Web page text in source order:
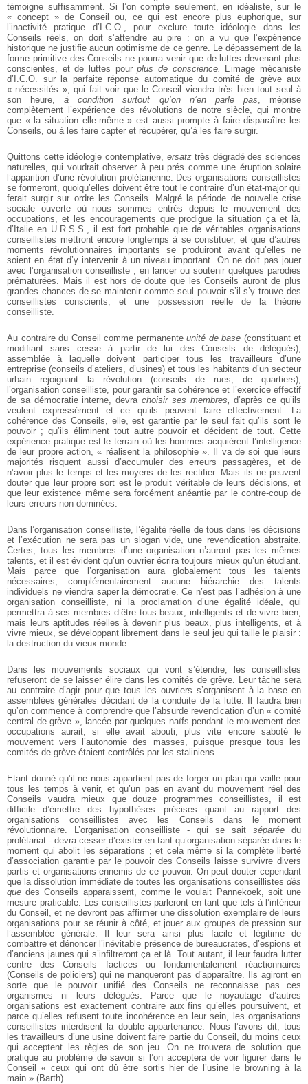
témoigne suffisamment. Si l’on compte seulement, en idéaliste, sur le
« concept » de Conseil ou, ce qui est encore plus euphorique, sur
l’inactivité pratique d’I.C.O., pour exclure toute idéologie dans les
Conseils réels, on doit s’attendre au pire : on a vu que l’expérience
historique ne justifie aucun optimisme de ce genre. Le dépassement de la
forme primitive des Conseils ne pourra venir que de luttes devenant plus
conscientes, et de luttes pourplus de conscience.
L’image mécaniste
d’I.C.O. sur la parfaite réponse automatique du comité de grève aux
« nécessités », qui fait voir que le Conseil viendra très bien tout seul à
son heure,à condition surtout qu’on n’en parle pas,
méprise
complètement l’expérience des révolutions de notre siècle, qui montre
que « la situation elle-même » est aussi prompte à faire disparaître les
Conseils, ou à les faire capter et récupérer, qu’à les faire surgir.
Quittons cette idéologie contemplative, ersatztrès dégradé des sciences
naturelles, qui voudrait observer à peu prés comme une éruption solaire
l’apparition d’une révolution prolétarienne. Des organisations conseillistes
se formeront, quoiqu’elles doivent être tout le contraire d’un état-major qui
ferait surgir sur ordre les Conseils. Malgré la période de nouvelle crise
sociale ouverte où nous sommes entrés depuis le mouvement des
occupations, et les encouragements que prodigue la situation ça et là,
d’Italie en U.R.S.S., il est fort probable que de véritables organisations
conseillistes mettront encore longtemps à se constituer, et que d’autres
moments révolutionnaires importants se produiront avant qu’elles ne
soient en état d’y intervenir à un niveau important. On ne doit pas jouer
avec l’organisation conseilliste ; en lancer ou soutenir quelques parodies
prématurées. Mais il est hors de doute que les Conseils auront de plus
grandes chances de se maintenir comme seul pouvoir s’il s’y trouve des
conseillistes conscients, et une possession réelle de la théorie
conseilliste.
Au contraire du Conseil comme permanente unité de base (constituant et
modifiant sans cesse à partir de lui des Conseils de délégués),
assemblée à laquelle doivent participer tous les travailleurs d’une
entreprise (conseils d’ateliers, d’usines) et tous les habitants d’un secteur
urbain rejoignant la révolution (conseils de rues, de quartiers),
l’organisation conseilliste, pour garantir sa cohérence et l’exercice effectif
de sa démocratie interne, devra choisir ses membres,d’après ce qu’ils
veulent expressément et ce qu’ils peuvent faire effectivement. La
cohérence des Conseils, elle, est garantie par le seul fait qu’ils sont le
pouvoir ; qu’ils éliminent tout autre pouvoir et décident de tout. Cette
expérience pratique est le terrain où les hommes acquièrent l’intelligence
de leur propre action, « réalisent la philosophie ». Il va de soi que leurs
majorités risquent aussi d’accumuler des erreurs passagères, et de
n’avoir plus le temps et les moyens de les rectifier. Mais ils ne peuvent
douter que leur propre sort est le produit véritable de leurs décisions, et
que leur existence même sera forcément anéantie par le contre-coup de
leurs erreurs non dominées.
Dans l’organisation conseilliste, l’égalité réelle de tous dans les décisions
et l’exécution ne sera pas un slogan vide, une revendication abstraite.
Certes, tous les membres d’une organisation n’auront pas les mêmes
talents, et il est évident qu’un ouvrier écrira toujours mieux qu’un étudiant.
Mais parce que l’organisation aura globalement tous les talents
nécessaires, complémentairement aucune hiérarchie des talents
individuels ne viendra saper la démocratie. Ce n’est pas l’adhésion à une
organisation conseilliste, ni la proclamation d’une égalité idéale, qui
permettra à ses membres d’être tous beaux, intelligents et de vivre bien,
mais leurs aptitudes réelles à devenir plus beaux, plus intelligents, et à
vivre mieux, se développant librement dans le seul jeu qui taille le plaisir :
la destruction du vieux monde.
Dans les mouvements sociaux qui vont s’étendre, les conseillistes
refuseront de se laisser élire dans les comités de grève. Leur tâche sera
au contraire d’agir pour que tous les ouvriers s’organisent à la base en
assemblées générales décidant de la conduite de la lutte. Il faudra bien
qu’on commence à comprendre que l’absurde revendication d’un « comité
central de grève », lancée par quelques naïfs pendant le mouvement des
occupations aurait, si elle avait abouti, plus vite encore saboté le
mouvement vers l’autonomie des masses, puisque presque tous les
comités de grève étaient contrôlés par les staliniens.
Etant donné qu’il ne nous appartient pas de forger un plan qui vaille pour
tous les temps à venir, et qu’un pas en avant du mouvement réel des
Conseils vaudra mieux que douze programmes conseillistes, il est
difficile d’émettre des hypothèses précises quant au rapport des
organisations conseillistes avec les Conseils dans le moment
révolutionnaire. L’organisation conseilliste - qui se sait séparée du
prolétariat - devra cesser d’exister en tant qu’organisation séparée dans le
moment qui abolit les séparations ; et cela même si la complète liberté
d’association garantie par le pouvoir des Conseils laisse survivre divers
partis et organisations ennemis de ce pouvoir. On peut douter cependant
que la dissolution immédiate de toutes les organisations conseillistes dès
quedes Conseils apparaissent, comme le voulait Pannekoek, soit une
mesure praticable. Les conseillistes parleront en tant que tels à l’intérieur
du Conseil, et ne devront pas affirmer une dissolution exemplaire de leurs
organisations pour se réunir à côté, et jouer aux groupes de pression sur
l’assemblée générale. Il leur sera ainsi plus facile et légitime de
combattre et dénoncer l’inévitable présence de bureaucrates, d’espions et
d’anciens jaunes qui s’infiltreront ça et là. Tout autant, il leur faudra lutter
contre des Conseils factices ou fondamentalement réactionnaires
(Conseils de policiers) qui ne manqueront pas d’apparaître. Ils agiront en
sorte que le pouvoir unifié des Conseils ne reconnaisse pas ces
organismes ni leurs délégués. Parce que le noyautage d’autres
organisations est exactement contraire aux fins qu’elles poursuivent, et
parce qu’elles refusent toute incohérence en leur sein, les organisations
conseillistes interdisent la double appartenance. Nous l’avons dit, tous
les travailleurs d’une usine doivent faire partie du Conseil, du moins ceux
qui acceptent les règles de son jeu. On ne trouvera de solution que
pratique au problème de savoir si l’on acceptera de voir figurer dans le
Conseil « ceux qui ont dû être sortis hier de l’usine le browning à la
main » (Barth).